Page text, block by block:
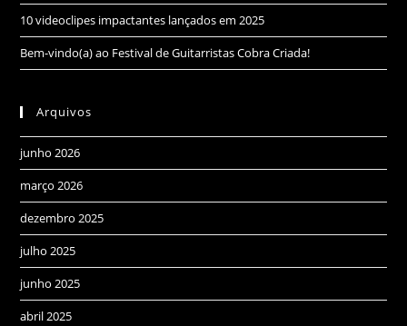
10 videoclipes impactantes lançados em 2025
Bem-vindo(a) ao Festival de Guitarristas Cobra Criada!
Arquivos
junho 2026
março 2026
dezembro 2025
julho 2025
junho 2025
abril 2025